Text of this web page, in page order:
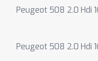
Peugeot 508 2.0 Hdi
Peugeot 508 2.0 Hdi